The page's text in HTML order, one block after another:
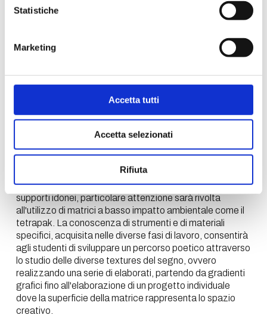
Statistiche
Marketing
Accetta tutti
Accetta selezionati
Rifiuta
sulla sperimentazione incisoria per sviluppare un
linguaggio artistico nell'ambito della contemporaneità.
Programma
l'apprendimento di competenze artistiche specifiche di
alcune delle tecniche incisorie sperimentali dirette e
indirette: incisione su tetrapak, acquatinta realizzata
spit bite, transfer, ecc. Saranno
utilizzate prevalentemente matrici di zinco e/o altri
supporti idonei, particolare attenzione sarà rivolta
all'utilizzo di matrici a basso impatto ambientale come il
tetrapak. La conoscenza di strumenti e di materiali
specifici, acquisita nelle diverse fasi di lavoro, consentirà
agli studenti di sviluppare un percorso poetico attraverso
lo studio delle diverse textures del segno, ovvero
realizzando una serie di elaborati, partendo da gradienti
grafici fino all'elaborazione di un progetto individuale
dove la superficie della matrice rappresenta lo spazio
creativo.